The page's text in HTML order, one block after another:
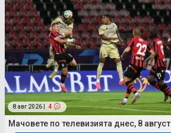
8 авг 2026 | 4
Мачовете по телевизията днес, 8 август